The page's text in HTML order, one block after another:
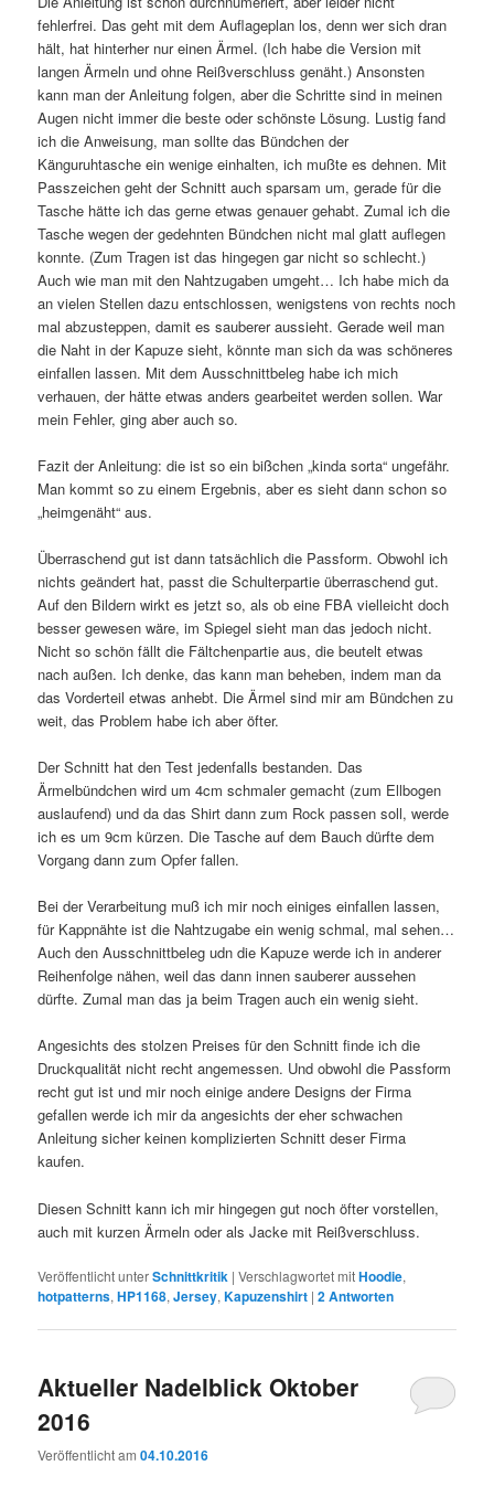
fehlerfrei. Das geht mit dem Auflageplan los, denn wer sich dran
hält, hat hinterher nur einen Ärmel. (Ich habe die Version mit
langen Ärmeln und ohne Reißverschluss genäht.) Ansonsten
kann man der Anleitung folgen, aber die Schritte sind in meinen
Augen nicht immer die beste oder schönste Lösung. Lustig fand
ich die Anweisung, man sollte das Bündchen der
Känguruhtasche ein wenige einhalten, ich mußte es dehnen. Mit
Passzeichen geht der Schnitt auch sparsam um, gerade für die
Tasche hätte ich das gerne etwas genauer gehabt. Zumal ich die
Tasche wegen der gedehnten Bündchen nicht mal glatt auflegen
konnte. (Zum Tragen ist das hingegen gar nicht so schlecht.)
Auch wie man mit den Nahtzugaben umgeht… Ich habe mich da
an vielen Stellen dazu entschlossen, wenigstens von rechts noch
mal abzusteppen, damit es sauberer aussieht. Gerade weil man
die Naht in der Kapuze sieht, könnte man sich da was schöneres
einfallen lassen. Mit dem Ausschnittbeleg habe ich mich
verhauen, der hätte etwas anders gearbeitet werden sollen. War
mein Fehler, ging aber auch so.
Fazit der Anleitung: die ist so ein bißchen „kinda sorta“ ungefähr.
Man kommt so zu einem Ergebnis, aber es sieht dann schon so
„heimgenäht“ aus.
Überraschend gut ist dann tatsächlich die Passform. Obwohl ich
nichts geändert hat, passt die Schulterpartie überraschend gut.
Auf den Bildern wirkt es jetzt so, als ob eine FBA vielleicht doch
besser gewesen wäre, im Spiegel sieht man das jedoch nicht.
Nicht so schön fällt die Fältchenpartie aus, die beutelt etwas
nach außen. Ich denke, das kann man beheben, indem man da
das Vorderteil etwas anhebt. Die Ärmel sind mir am Bündchen zu
weit, das Problem habe ich aber öfter.
Der Schnitt hat den Test jedenfalls bestanden. Das
Ärmelbündchen wird um 4cm schmaler gemacht (zum Ellbogen
auslaufend) und da das Shirt dann zum Rock passen soll, werde
ich es um 9cm kürzen. Die Tasche auf dem Bauch dürfte dem
Vorgang dann zum Opfer fallen.
Bei der Verarbeitung muß ich mir noch einiges einfallen lassen,
für Kappnähte ist die Nahtzugabe ein wenig schmal, mal sehen…
Auch den Ausschnittbeleg udn die Kapuze werde ich in anderer
Reihenfolge nähen, weil das dann innen sauberer aussehen
dürfte. Zumal man das ja beim Tragen auch ein wenig sieht.
Angesichts des stolzen Preises für den Schnitt finde ich die
Druckqualität nicht recht angemessen. Und obwohl die Passform
recht gut ist und mir noch einige andere Designs der Firma
gefallen werde ich mir da angesichts der eher schwachen
Anleitung sicher keinen komplizierten Schnitt deser Firma
kaufen.
Diesen Schnitt kann ich mir hingegen gut noch öfter vorstellen,
auch mit kurzen Ärmeln oder als Jacke mit Reißverschluss.
Veröffentlicht unterSchnittkritik |Verschlagwortet mitHoodie,
hotpatterns,HP1168,Jersey,Kapuzenshirt |2Antworten
Aktueller Nadelblick Oktober
2016
Veröffentlicht am04.10.2016